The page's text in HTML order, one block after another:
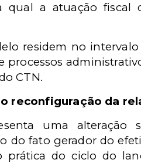
qual a atuação fiscal
residem no
processos
CTN.
reconfiguração da
uma alteração
do fato gerador do
prática do ciclo do